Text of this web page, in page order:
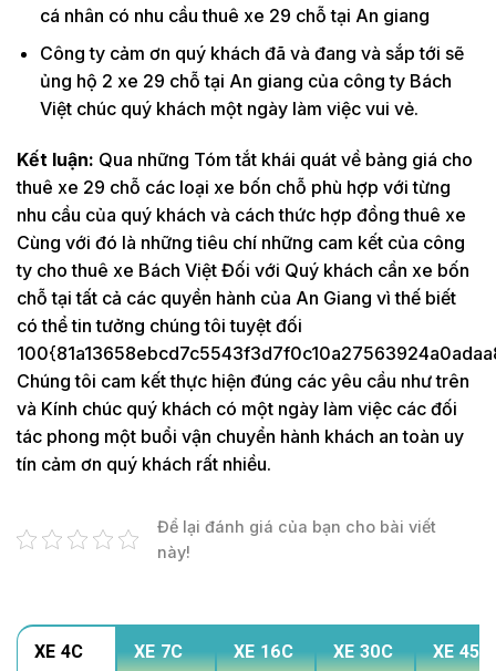
cá nhân có nhu cầu thuê xe 29 chỗ tại An giang
Công ty cảm ơn quý khách đã và đang và sắp tới sẽ
ủng hộ 2 xe 29 chỗ tại An giang của công ty Bách
Việt chúc quý khách một ngày làm việc vui vẻ.
Kết luận: Qua những Tóm tắt khái quát về bảng giá cho
thuê xe 29 chỗ các loại xe bốn chỗ phù hợp với từng
nhu cầu của quý khách và cách thức hợp đồng thuê xe
Cùng với đó là những tiêu chí những cam kết của công
ty cho thuê xe Bách Việt Đối với Quý khách cần xe bốn
chỗ tại tất cả các quyền hành của An Giang vì thế biết
có thể tin tưởng chúng tôi tuyệt đối
Chúng tôi cam kết thực hiện đúng các yêu cầu như trên
và Kính chúc quý khách có một ngày làm việc các đối
tác phong một buổi vận chuyển hành khách an toàn uy
tín cảm ơn quý khách rất nhiều.
Để lại đánh giá của bạn cho bài viết
này!
XE 4C XE 7C XE 16C XE 30C XE 45C